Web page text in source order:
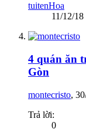
tuitenHoa
11/12/18
4 quán ăn
Gòn
montecristo,
Trả lời:
0